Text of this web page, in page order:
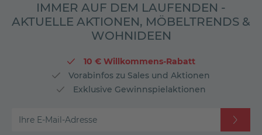
IMMER AUF DEM LAUFENDEN -
AKTUELLE AKTIONEN, MÖBELTRENDS &
WOHNIDEEN
10 € Willkommens-Rabatt
Vorabinfos zu Sales und Aktionen
Exklusive Gewinnspielaktionen
Ihre E-Mail-Adresse